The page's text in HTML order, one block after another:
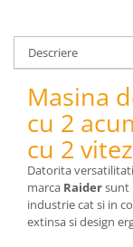
Echipamente auto
Unelte de mana
Scule pneumatice
Podele hidraulice
& Truse reparatii
Cabluri si
Echipamente de
Chinga ancorare
Depozitare si
Descriere
Masina
cu 2
cu 2
Datorita
marca Raidersunt
industrie cat si in
extinsa si design